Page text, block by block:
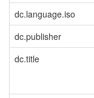
dc.language.iso
dc.publisher
dc.title